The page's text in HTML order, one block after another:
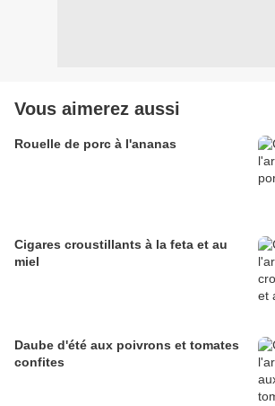
Vous aimerez aussi
Rouelle de porc à l'ananas
Cigares croustillants à la feta et au
miel
Daube d'été aux poivrons et tomates
confites